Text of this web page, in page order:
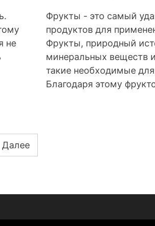
не
Фрукты - это самый
продуктов для
Фрукты, природный
минеральных веществ
такие необходимые
Благодаря этому
Далее